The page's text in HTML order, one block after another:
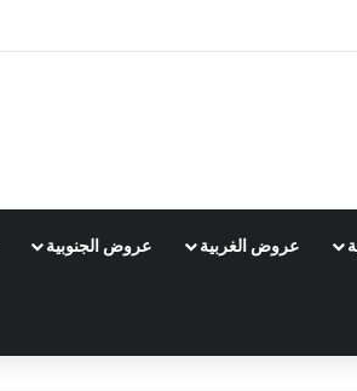
عروض الغربية عروض الجنوبية